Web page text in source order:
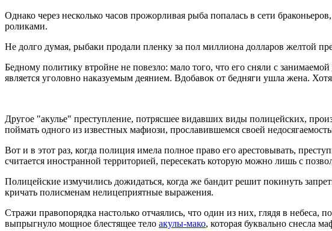
Однако через несколько часов прожорливая рыба попалась в сети
роликами.
Не долго думая, рыбаки продали пленку за пол миллиона долларов желтой
Бедному политику втройне не повезло: мало того, что его сняли с
является уголовно наказуемым деянием. Вдобавок от бедняги ушла жена.
Другое "акулье" преступление, потрясшее видавших виды полицейских,
поймать одного из известных мафиози, прославившемся своей
Вот и в этот раз, когда полиция имела полное право его арестовывать,
считается иностранной территорией, пересекать которую можно лишь с
Полицейские измучились дожидаться, когда же бандит решит покинуть
кричать полисменам нелицеприятные выражения.
Стражи правопорядка настолько отчаялись, что один из них, глядя в
выпрыгнуло мощное блестящее тело акулы-мако, которая буквально снесла